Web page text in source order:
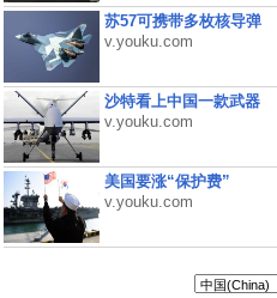
苏57可携带多枚核导弹
v.youku.com
沙特看上中国一款武器
v.youku.com
美国要涨“保护费”
v.youku.com